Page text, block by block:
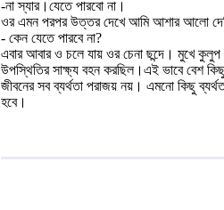
-না স্যার।যেতে পারবো না।
ওর এমন পরপর উত্তর দেখে আমি আশার আলো
- কেন যেতে পারবে না?
এবার আবার ও চলে যায় ওর চেনা ছন্দে। মুখে কুলুপ
উপস্থিতির সাক্ষ্য বহন করছিল।এই ভাবে বেশ
জীবনের সব ব্যর্থতা পরাজয় নয়। এমনো কিছু
হবে।